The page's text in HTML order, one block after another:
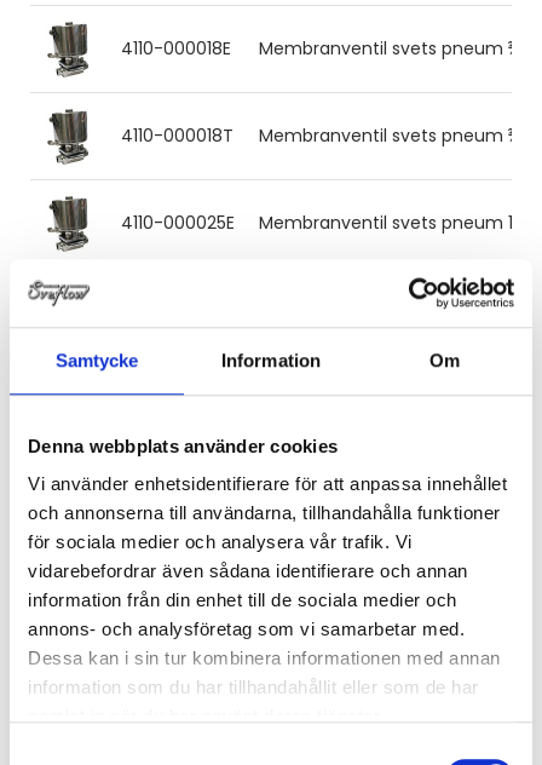
Samtycke Information Om
Denna webbplats använder cookies
Vi använder enhetsidentifierare för att anpassa innehållet
och annonserna till användarna, tillhandahålla funktioner
för sociala medier och analysera vår trafik. Vi
vidarebefordrar även sådana identifierare och annan
information från din enhet till de sociala medier och
annons- och analysföretag som vi samarbetar med.
Dessa kan i sin tur kombinera informationen med annan
information som du har tillhandahållit eller som de har
4110-000018E Membranventil svets pneum ¾''
4110-000018T Membranventil svets pneum ¾''
4110-000025E Membranventil svets pneum 1''
Membranventil svets pneum 1''
4110-000038E Membranventil svets pneum 1½''
4110-000038T Membranventil svets pneum 1½''
4110-000051E Membranventil svets pneum 2''
4110-000051T Membranventil svets pneum 2''